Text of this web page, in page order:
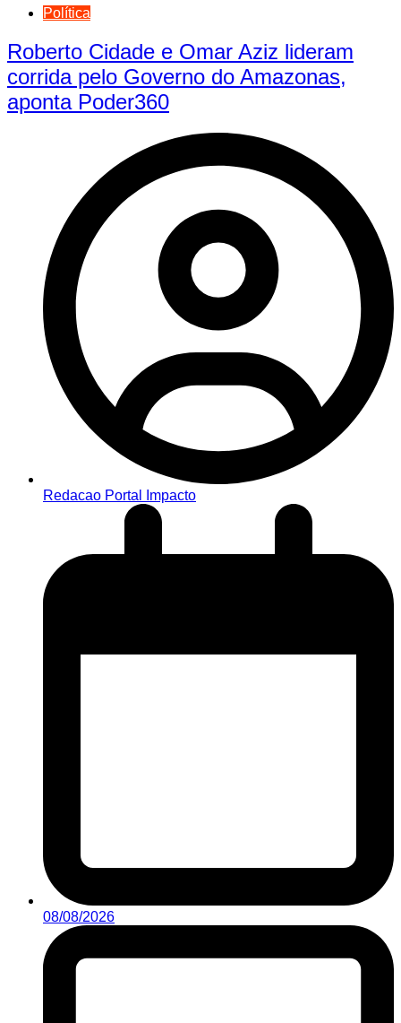
Política
Roberto Cidade e Omar Aziz lideram
corrida pelo Governo do Amazonas,
aponta Poder360
Redacao Portal Impacto
08/08/2026